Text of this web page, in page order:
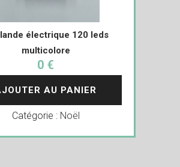
électrique 120 leds
multicolore
0 €
AU PANIER
Catégorie : Noël